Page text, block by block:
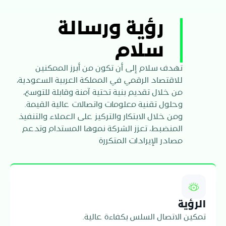
كما تطبّق ممارسات كفاءة الطاقة عبر
شبكاتها ومراكز البيانات، وتسعى إلى
الشهادات وبناء الشراكات الداعمة لخلق قيمة
مستدامة على المدى الطويل.
رؤية ورسالة
سلام
تهدف سلام إلى أن تكون من أبرز الممكنين
للاقتصاد الرقمي في المملكة العربية السعودية،
من خلال تقديم بنية تحتية آمنة وقابلة للتوسع،
وحلول تقنية معلومات واتصالات عالية القيمة.
ومن خلال الابتكار والتركيز على العملاء والتنفيذ
المنضبط، تعزز الشركة نموها المستدام وتدعم
مصادر الإيرادات المتكررة
الرؤية
تمكين الاتصال السلس بكفاءة عالية.